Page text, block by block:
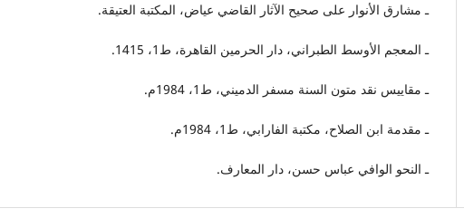
ـ مشارق الأنوار على صحيح الآثار القاضي عياض، المكتبة العتيقة.
ـ المعجم الأوسط الطبراني، دار الحرمين القاهرة، ط1، 1415.
ـ مقاييس نقد متون السنة مسفر الدميني، ط1، 1984م.
ـ مقدمة ابن الصلاح، مكتبة الفارابي، ط1، 1984م.
ـ النحو الوافي عباس حسن، دار المعارف.